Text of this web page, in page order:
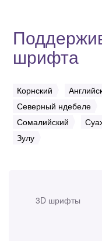
3D шрифты
шрифта
Корнский
Северный ндебеле
Сомалийский
Зулу